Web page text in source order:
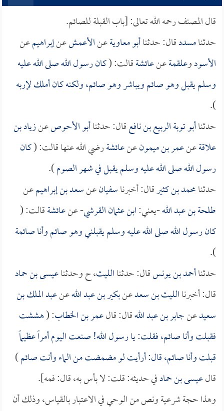
قال المصنف رحمه الله تعالى: [باب القبلة للصائم.
حدثنامسددقال: حدثناأبو معاويةعنالأعمشعنإبراهيمعن
الأسودوعلقمةعنعائشةقالت: (كان رسول الله صلى الله عليه
وسلم يقبل وهو صائم ويباشر وهو صائم، ولكنه كان أملك لإربه
).
حدثناأبو توبة الربيع بن نافعقال: حدثناأبو الأحوصعنزياد بن
علاقةعنعمر بن ميمونعنعائشةرضي الله عنها قالت: (كان
رسول الله صلى الله عليه وسلم يقبل في شهر الصوم).
حدثنامحمد بن كثيرقال: أخبرناسفيانعنسعد بن إبراهيمعن
طلحة بن عبد الله-يعني:ابن عثمان القرشي- عنعائشةقالت: (
كان رسول الله صلى الله عليه وسلم يقبلني وهو صائم وأنا صائمة
).
حدثناأحمد بن يونسقال: حدثناالليث، ح وحدثناعيسى بن حماد
قال: أخبرناالليث بن سعدعنبكير بن عبد اللهعنعبد الملك بن
سعيدعنجابر بن عبد اللهقال: قالعمر بن الخطاب: (هششت
فقبلت وأنا صائم، فقلت: يا رسول الله! صنعت اليوم أمراً عظيماً
قبلت وأنا صائم، قال: أرأيت لو مضمضت من الماء وأنت صائم)
قالعيسى بن حمادفي حديثه: قلت: لا بأس به، قال: فمه].
وهذا حجة شرعية ونص من الوحي في الاعتبار بالقياس، وذلك أن